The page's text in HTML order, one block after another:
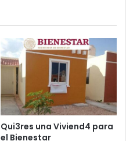
Qui3res una Viviend4 para
el Bienestar